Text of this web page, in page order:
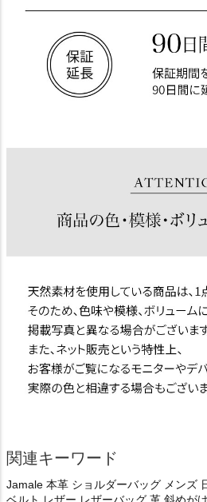
関連キーワード
Jamale 本革 ショルダーバッグ メンズ